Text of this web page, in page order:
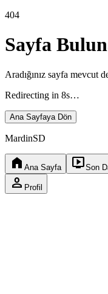
404
Sayfa
Aradığınız sayfa mevcut
Redirecting in 8s…
Ana Sayfaya Dön
MardinSD
home Ana Sayfa live_tvSon
person Profil